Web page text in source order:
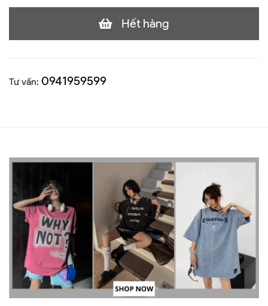
Hết hàng
Tư vấn: 0941959599